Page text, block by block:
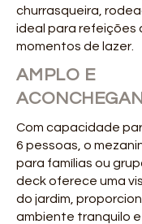
churrasqueira,
ideal para refeições
momentos de lazer.
AMPLO E
Com capacidade
6 pessoas, o
para famílias ou
deck oferece uma
do jardim,
ambiente tranquilo